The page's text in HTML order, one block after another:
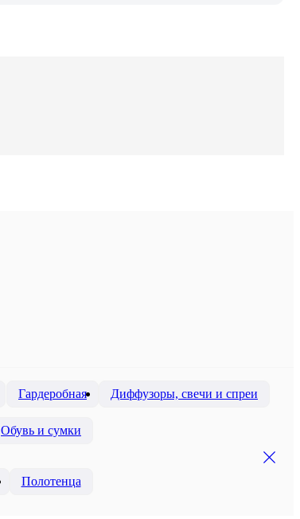
Гардеробная Диффузоры, свечи и спреи
Обувь и сумки
Полотенца